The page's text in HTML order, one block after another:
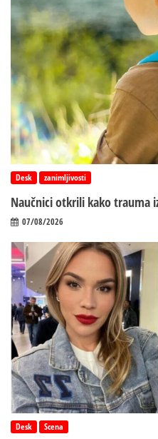
Desk zanimljivosti
Naučnici otkrili kako trauma
07/08/2026
Desk Scena